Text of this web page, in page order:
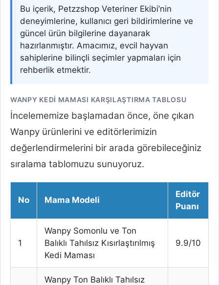
Bu içerik, Petzzshop Veteriner Ekibi’nin
deneyimlerine, kullanıcı geri bildirimlerine ve
güncel ürün bilgilerine dayanarak
hazırlanmıştır. Amacımız, evcil hayvan
sahiplerine bilinçli seçimler yapmaları için
rehberlik etmektir.
WANPY KEDI MAMASI KARŞILAŞTIRMA TABLOSU
İncelememize başlamadan önce, öne çıkan
Wanpy ürünlerini ve editörlerimizin
değerlendirmelerini bir arada görebileceğiniz
sıralama tablomuzu sunuyoruz.
No Mama Modeli
Editör
Puanı
1
Wanpy Somonlu ve Ton
Balıklı Tahılsız Kısırlaştırılmış
Kedi Maması
9.9/10
Wanpy Ton Balıklı Tahılsız